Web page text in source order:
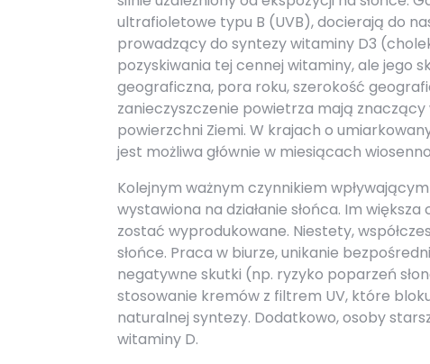
ultrafioletowe typu B (UVB), docierają do
prowadzący do syntezy witaminy D3
pozyskiwania tej cennej witaminy, ale jego
geograficzna, pora roku, szerokość
zanieczyszczenie powietrza mają
powierzchni Ziemi. W krajach o
jest możliwa głównie w miesiącach
Kolejnym ważnym czynnikiem
wystawiona na działanie słońca. Im
zostać wyprodukowane. Niestety,
słońce. Praca w biurze, unikanie
negatywne skutki (np. ryzyko poparzeń
stosowanie kremów z filtrem UV, które
naturalnej syntezy. Dodatkowo, osoby
witaminy D.